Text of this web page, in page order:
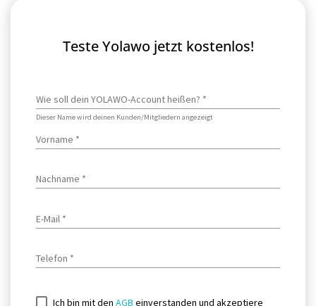
Teste Yolawo jetzt kostenlos!